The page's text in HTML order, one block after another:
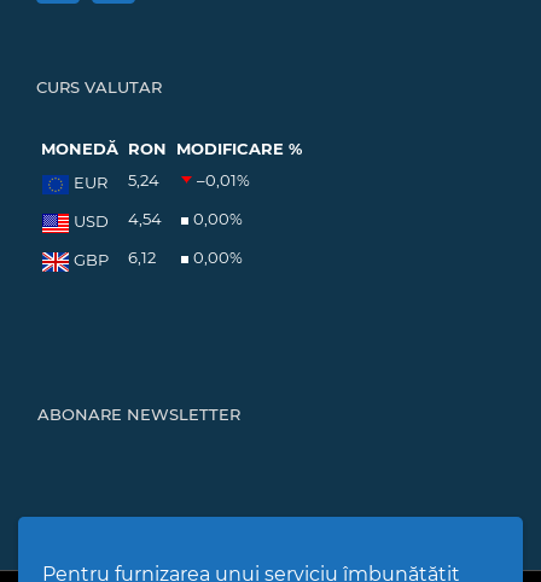
Pentru furnizarea unui serviciu îmbunătățit
CURS VALUTAR
MONEDĂ RON
MODIFICARE %
EUR
5,24 –0,01%
USD 4,54 0,00%
GBP 6,12 0,00%
ABONARE NEWSLETTER